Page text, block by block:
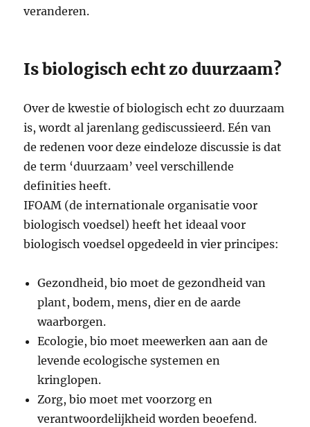
veranderen.
Is biologisch echt zo duurzaam?
Over de kwestie of biologisch echt zo duurzaam
is, wordt al jarenlang gediscussieerd. Eén van
de redenen voor deze eindeloze discussie is dat
de term ‘duurzaam’ veel verschillende
definities heeft.
IFOAM (de internationale organisatie voor
biologisch voedsel) heeft het ideaal voor
biologisch voedsel opgedeeld in vier principes:
Gezondheid, bio moet de gezondheid van
plant, bodem, mens, dier en de aarde
waarborgen.
Ecologie, bio moet meewerken aan aan de
levende ecologische systemen en
kringlopen.
Zorg, bio moet met voorzorg en
verantwoordelijkheid worden beoefend.